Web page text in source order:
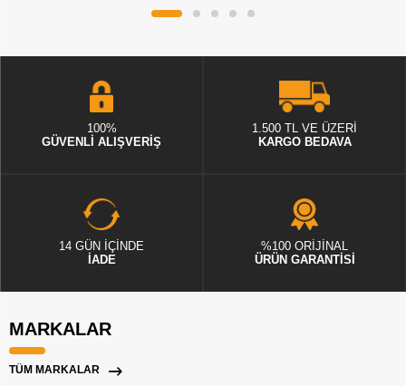
100%
GÜVENLİ ALIŞVERİŞ
1.500 TL VE ÜZERİ
KARGO BEDAVA
14 GÜN İÇİNDE
İADE
%100 ORİJİNAL
ÜRÜN GARANTİSİ
MARKALAR
TÜM MARKALAR